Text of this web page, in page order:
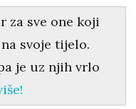
za sve one koji
svoje tijelo.
je uz njih vrlo